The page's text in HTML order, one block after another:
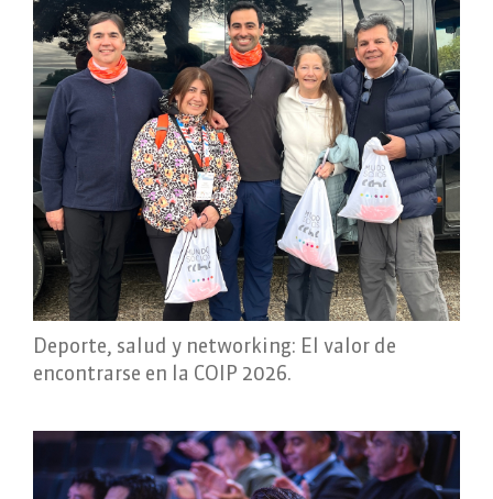
Deporte, salud y networking: El valor de
encontrarse en la COIP 2026.